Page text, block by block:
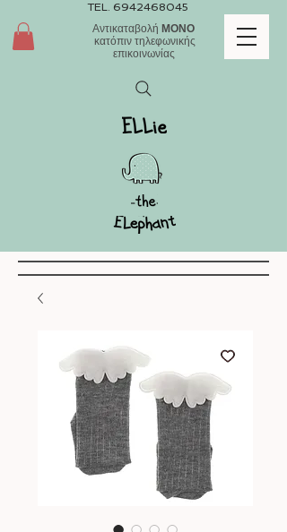
TEL. 6942468045
Αντικαταβολή ΜΟΝΟ
κατόπιν τηλεφωνικής
επικοινωνίας